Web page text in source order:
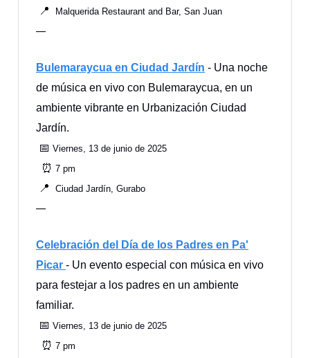
📍 Malquerida Restaurant and Bar, San Juan
—
Bulemaraycua en Ciudad Jardín - Una noche
de música en vivo con Bulemaraycua, en un
ambiente vibrante en Urbanización Ciudad
Jardín.
📅 Viernes, 13 de junio de 2025
⏰ 7 pm
📍 Ciudad Jardín, Gurabo
—
Celebración del Día de los Padres en Pa'
Picar - Un evento especial con música en vivo
para festejar a los padres en un ambiente
familiar.
📅 Viernes, 13 de junio de 2025
⏰ 7 pm